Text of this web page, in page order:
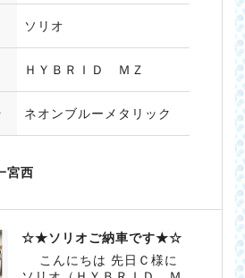
ソリオ
ＨＹＢＲＩＤ ＭＺ
ネオンブルーメタリック
宮西
☆★ソリオご納車です★☆
こんにちは 先日Ｃ様に